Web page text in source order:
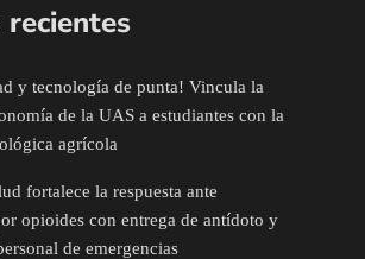
y tecnología de punta! Vincula la
de la UAS a estudiantes con la
agrícola
fortalece la respuesta ante
opioides con entrega de antídoto y
de emergencias